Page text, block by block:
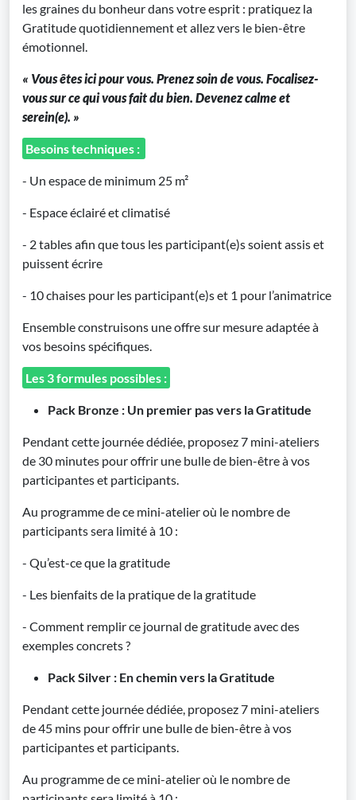
les graines du bonheur dans votre esprit : pratiquez la
Gratitude quotidiennement et allez vers le bien-être
émotionnel.
« Vous êtes ici pour vous. Prenez soin de vous. Focalisez-
vous sur ce qui vous fait du bien. Devenez calme et
serein(e). »
Besoins techniques :
- Un espace de minimum 25 m²
- Espace éclairé et climatisé
- 2 tables afin que tous les participant(e)s soient assis et
puissent écrire
- 10 chaises pour les participant(e)s et 1 pour l’animatrice
Ensemble construisons une offre sur mesure adaptée à
vos besoins spécifiques.
Les 3 formules possibles :
Pack Bronze : Un premier pas vers la Gratitude
Pendant cette journée dédiée, proposez 7 mini-ateliers
de 30 minutes pour offrir une bulle de bien-être à vos
participantes et participants.
Au programme de ce mini-atelier où le nombre de
participants sera limité à 10 :
- Qu’est-ce que la gratitude
- Les bienfaits de la pratique de la gratitude
- Comment remplir ce journal de gratitude avec des
exemples concrets ?
Pack Silver : En chemin vers la Gratitude
Pendant cette journée dédiée, proposez 7 mini-ateliers
de 45 mins pour offrir une bulle de bien-être à vos
participantes et participants.
Au programme de ce mini-atelier où le nombre de